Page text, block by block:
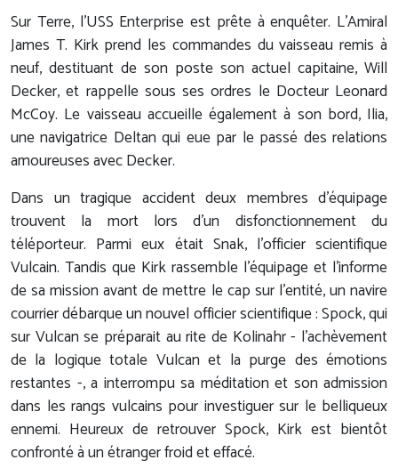
Sur Terre, l'USS Enterprise est prête à enquêter. L'Amiral
James T. Kirk prend les commandes du vaisseau remis à
neuf, destituant de son poste son actuel capitaine, Will
Decker, et rappelle sous ses ordres le Docteur Leonard
McCoy. Le vaisseau accueille également à son bord, Ilia,
une navigatrice Deltan qui eue par le passé des relations
amoureuses avec Decker.
Dans un tragique accident deux membres d'équipage
trouvent la mort lors d'un disfonctionnement du
téléporteur. Parmi eux était Snak, l'officier scientifique
Vulcain. Tandis que Kirk rassemble l'équipage et l'informe
de sa mission avant de mettre le cap sur l'entité, un navire
courrier débarque un nouvel officier scientifique : Spock, qui
sur Vulcan se préparait au rite de Kolinahr - l'achèvement
de la logique totale Vulcan et la purge des émotions
restantes -, a interrompu sa méditation et son admission
dans les rangs vulcains pour investiguer sur le belliqueux
ennemi. Heureux de retrouver Spock, Kirk est bientôt
confronté à un étranger froid et effacé.